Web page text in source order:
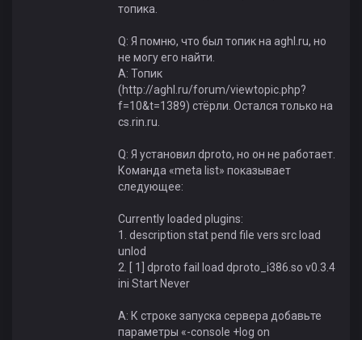
топика.
Q: Я помню, что был топик на aghl.ru, но
не могу его найти.
A: Топик
(http://aghl.ru/forum/viewtopic.php?
f=10&t=1389) стёрли. Остался только на
cs.rin.ru.
Q: Я установил dproto, но он не работает.
Команда «meta list» показывает
следующее:
Currently loaded plugins:
1. description stat pend file vers src load
unlod
2. [ 1] dproto fail load dproto_i386.so v0.3.4
ini Start Never
A: К строке запуска сервера добавьте
параметры «-console +log on